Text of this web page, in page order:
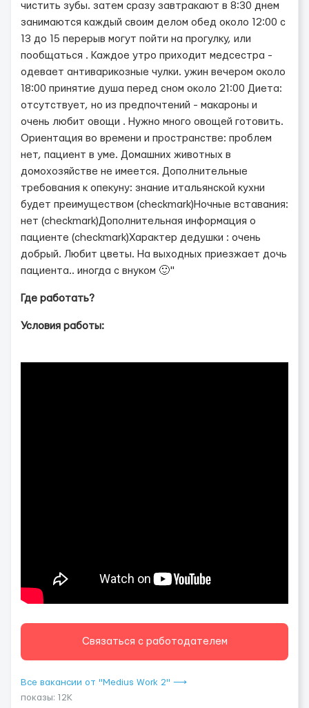
чистить зубы. затем сразу завтракают в 8:30 днем
занимаются каждый своим делом обед около 12:00 c
13 до 15 перерыв могут пойти на прогулку, или
пообщаться . Каждое утро приходит медсестра -
одевает антиварикозные чулки. ужин вечером около
18:00 принятие душа перед сном около 21:00 Диета:
отсутствует, но из предпочтений - макароны и
очень любит овощи . Нужно много овощей готовить.
Ориентация во времени и пространстве: проблем
нет, пациент в уме. Домашних животных в
домохозяйстве не имеется. Дополнительные
требования к опекуну: знание итальянской кухни
будет преимуществом (checkmark)Ночные вставания:
нет (checkmark)Дополнительная информация о
пациенте (checkmark)Характер дедушки : очень
добрый. Любит цветы. На выходных приезжает дочь
пациента.. иногда с внуком 🙂"
Где работать?
Условия работы:
Связаться с работодателем
Все вакансии от "Medius Work 2" ⟶
показы: 12K